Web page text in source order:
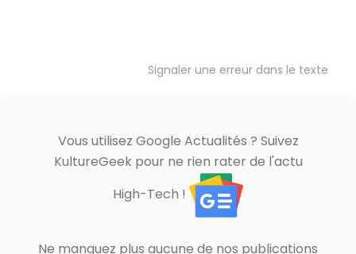
Signaler une erreur dans le texte
Vous utilisez Google Actualités ? Suivez
KultureGeek pour ne rien rater de l'actu
High-Tech !
Ne manquez plus aucune de nos publications